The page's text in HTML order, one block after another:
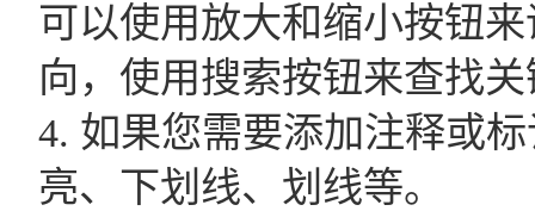
可以使用放大和缩小按钮
向，使用搜索按钮来查找
4. 如果您需要添加注释或
亮、下划线、划线等。